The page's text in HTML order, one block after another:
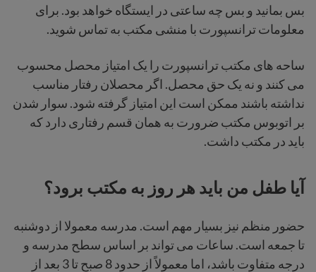
بس بمانید و بس چه ساعتی در ایستگاه خواهد بود. برای
معلومات ترانسپورت با منشی مکتب به تماس شوید.
ساحه های مکتب ترانسپورت را یک امتیاز محصل محسوب
می کنند و نه یک حق محصل. اگر محصلان رفتار مناسب
نداشته باشند ممکن است این امتیاز گرفته شود. سوار شدن
بر اتوبوس مکتب ضرورت به همان قسم رفتاری دارد که
باید در مکتب داشت.
آیا طفل من باید هر روز به مکتب برود؟
حضور منظم نیز بسیار مهم است. مدرسه معمولا از دوشنبه
تا جمعه است. ساعات می تواند بر اساس سطح مدرسه و
درجه متفاوت باشد، اما معمولاً از حدود 8 صبح تا 3 بعد از